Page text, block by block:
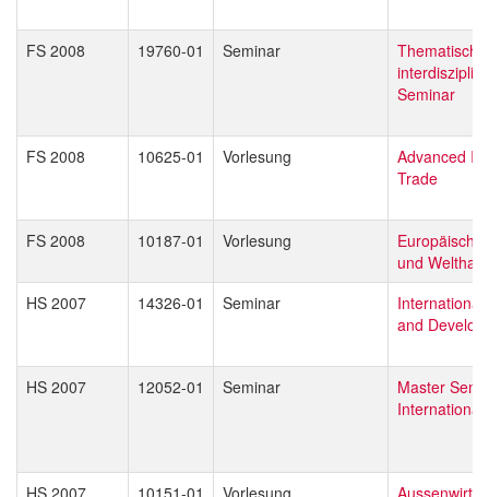
FS 2008 19760-01 Seminar
Thematisch
Seminar
FS 2008 10625-01 Vorlesung
Advanced
Trade
FS 2008 10187-01 Vorlesung
und
HS 2007
14326-01 Seminar
International
and
HS 2007 12052-01 Seminar
Master
International
HS 2007 10151-01 Vorlesung